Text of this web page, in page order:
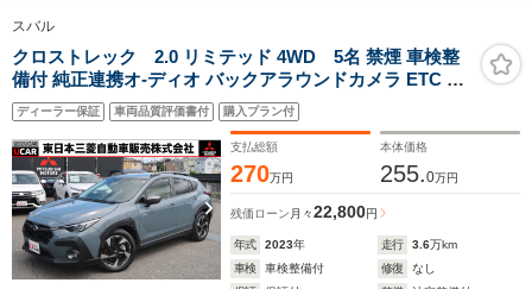
スバル
クロストレック 2.0 リミテッド 4WD 5名 禁煙 車検整
備付 純正連携オ-ディオ バックアラウンドカメラ ETC 障
害物センサ- 後側方検知 誤発進抑制 レ-ダ-クル-ズ 電動シ-
ト シ-トヒ-タ- オ-トライト パドルシフト USB接続
Bluetooth 音楽プレイヤ接続
ディーラー保証 車両品質評価書付 購入プラン付
支払総額
270万円
本体価格
255.0万円
残価ローン 月々22,800円
年式 2023年 走行 3.6万km
車検
車検整備付 修復
なし